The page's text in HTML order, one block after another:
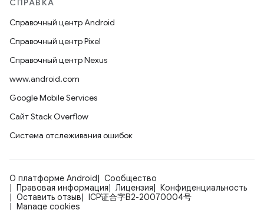
СПРАВКА
Справочный центр Android
Справочный центр Pixel
Справочный центр Nexus
www.android.com
Google Mobile Services
Сайт Stack Overflow
Система отслеживания ошибок
О платформе Android
Сообщество
Правовая информация
Лицензия
Конфиденциальность
Оставить отзыв
ICP证合字B2-20070004号
Manage cookies